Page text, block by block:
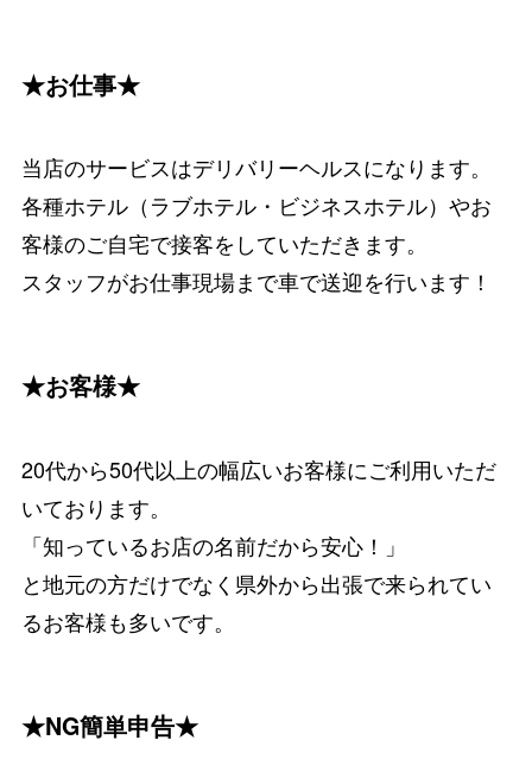
★お仕事★
当店のサービスはデリバリーヘルスになります。
各種ホテル（ラブホテル・ビジネスホテル）やお
客様のご自宅で接客をしていただきます。
スタッフがお仕事現場まで車で送迎を行います！
★お客様★
20代から50代以上の幅広いお客様にご利用いただ
いております。
「知っているお店の名前だから安心！」
と地元の方だけでなく県外から出張で来られてい
るお客様も多いです。
★NG簡単申告★